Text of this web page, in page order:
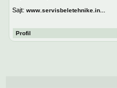
Sajt: www.servisbeletehnike.in...
Profil